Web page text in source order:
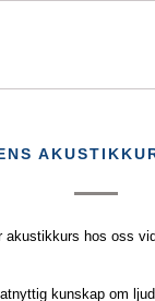
akustikkurs hos oss
kunskap om